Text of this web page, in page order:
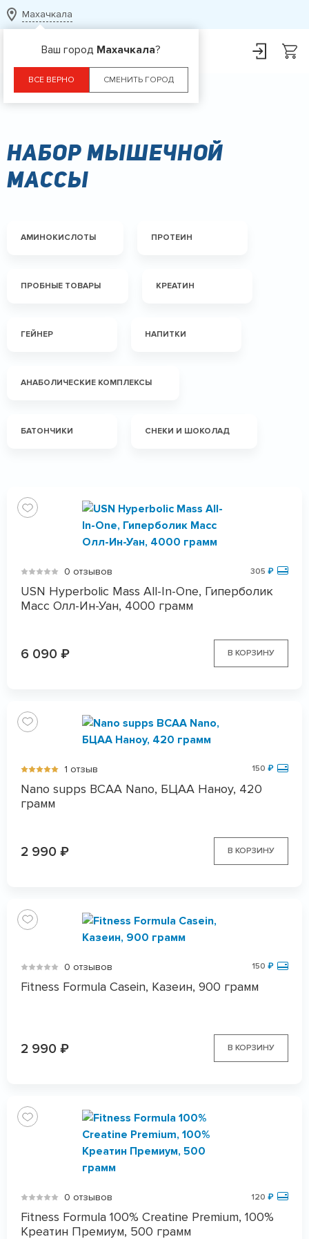
Махачкала
Ваш город Махачкала?
ВСЕ ВЕРНО СМЕНИТЬ ГОРОД
Набор мышечной
массы
АМИНОКИСЛОТЫ ПРОТЕИН
ПРОБНЫЕ ТОВАРЫ КРЕАТИН
ГЕЙНЕР НАПИТКИ
АНАБОЛИЧЕСКИЕ КОМПЛЕКСЫ
БАТОНЧИКИ СНЕКИ И ШОКОЛАД
0 отзывов 305 ₽
USN Hyperbolic Mass All-In-One, Гиперболик
Масс Олл-Ин-Уан, 4000 грамм
6 090 ₽ В КОРЗИНУ
1 отзыв 150 ₽
Nano supps BCAA Nano, БЦАА Наноу, 420
грамм
2 990 ₽ В КОРЗИНУ
0 отзывов 150 ₽
Fitness Formula Casein, Казеин, 900 грамм
2 990 ₽ В КОРЗИНУ
0 отзывов 120 ₽
Fitness Formula 100% Creatine Premium, 100%
Креатин Премиум, 500 грамм